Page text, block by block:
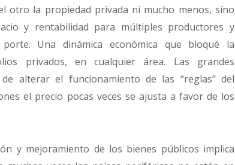
otro la propiedad privada ni mucho menos, sino
y rentabilidad para múltiples productores y
Una dinámica económica que bloqué la
privados, en cualquier área. Las grandes
alterar el funcionamiento de las “reglas” del
el precio pocas veces se ajusta a favor de los
y mejoramiento de los bienes públicos implica